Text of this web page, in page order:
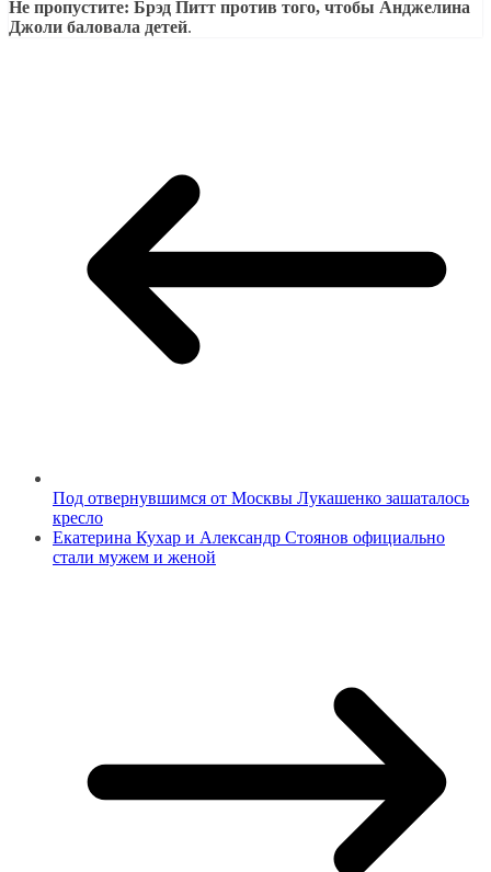
Не пропустите: Брэд Питт против того, чтобы Анджелина
Джоли баловала детей.
Под отвернувшимся от Москвы Лукашенко зашаталось
кресло
Екатерина Кухар и Александр Стоянов официально
стали мужем и женой